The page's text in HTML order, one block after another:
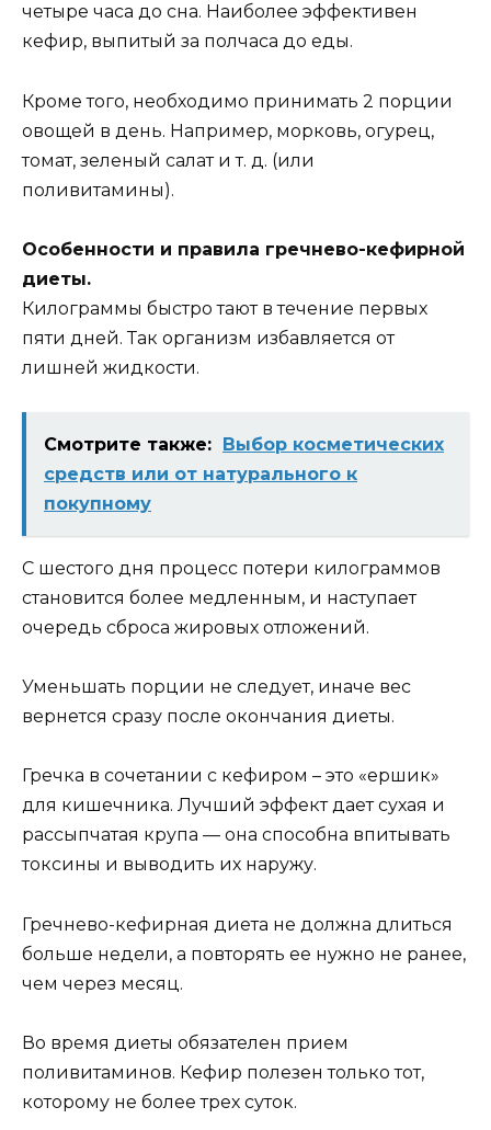
четыре часа до сна. Наиболее эффективен
кефир, выпитый за полчаса до еды.
Кроме того, необходимо принимать 2 порции
овощей в день. Например, морковь, огурец,
томат, зеленый салат и т. д. (или
поливитамины).
Особенности и правила гречнево-кефирной
диеты.
Килограммы быстро тают в течение первых
пяти дней. Так организм избавляется от
лишней жидкости.
Смотрите также: Выбор косметических
средств или от натурального к
покупному
С шестого дня процесс потери килограммов
становится более медленным, и наступает
очередь сброса жировых отложений.
Уменьшать порции не следует, иначе вес
вернется сразу после окончания диеты.
Гречка в сочетании с кефиром – это «ершик»
для кишечника. Лучший эффект дает сухая и
рассыпчатая крупа — она способна впитывать
токсины и выводить их наружу.
Гречнево-кефирная диета не должна длиться
больше недели, а повторять ее нужно не ранее,
чем через месяц.
Во время диеты обязателен прием
поливитаминов. Кефир полезен только тот,
которому не более трех суток.